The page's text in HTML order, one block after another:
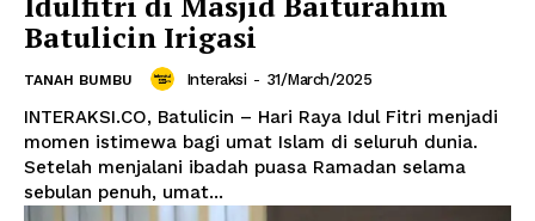
Batulicin Irigasi
TANAH BUMBU Interaksi - 31/March/2025
INTERAKSI.CO, Batulicin – Hari Raya Idul Fitri menjadi
momen istimewa bagi umat Islam di seluruh dunia.
Setelah menjalani ibadah puasa Ramadan selama
sebulan penuh, umat...